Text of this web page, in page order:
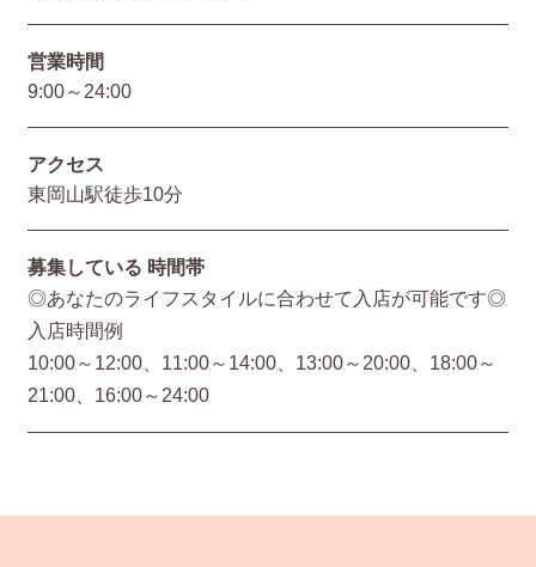
営業時間
9:00～24:00
アクセス
東岡山駅徒歩10分
募集している 時間帯
◎あなたのライフスタイルに合わせて入店が可能です◎
入店時間例
10:00～12:00、11:00～14:00、13:00～20:00、18:00～
21:00、16:00～24:00